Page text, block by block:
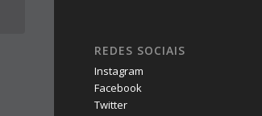
REDES SOCIAIS
Instagram
Facebook
Twitter